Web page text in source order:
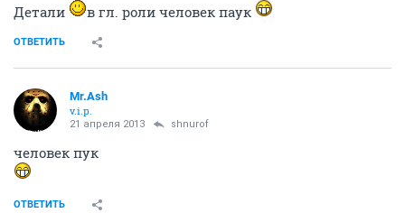
Детали в гл. роли человек паук
ОТВЕТИТЬ
Mr.Ash
v.i.p.
21 апреля 2013 shnurof
человек пук
ОТВЕТИТЬ